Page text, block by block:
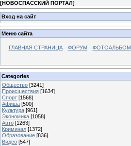
[НОВОСПАССКИЙ ПОРТАЛ]
Вход на сайт
Меню сайта
ГЛАВНАЯ СТРАНИЦА ФОРУМ ФОТОАЛЬБОМ
Categories
Общество [3241]
Происшествия [1634]
Спорт [1568]
Афиша [500]
Культура [961]
Экономика [1058]
Авто [1263]
Криминал [1372]
Образование [836]
Видео [547]